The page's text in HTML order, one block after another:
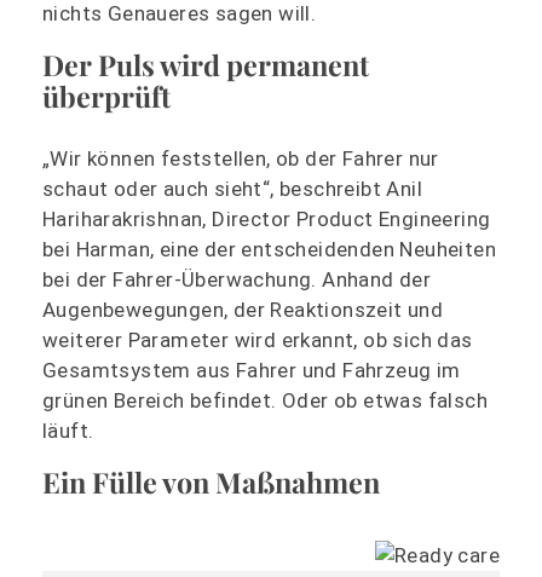
nichts Genaueres sagen will.
Der Puls wird permanent
überprüft
„Wir können feststellen, ob der Fahrer nur
schaut oder auch sieht“, beschreibt Anil
Hariharakrishnan, Director Product Engineering
bei Harman, eine der entscheidenden Neuheiten
bei der Fahrer-Überwachung. Anhand der
Augenbewegungen, der Reaktionszeit und
weiterer Parameter wird erkannt, ob sich das
Gesamtsystem aus Fahrer und Fahrzeug im
grünen Bereich befindet. Oder ob etwas falsch
läuft.
Ein Fülle von Maßnahmen